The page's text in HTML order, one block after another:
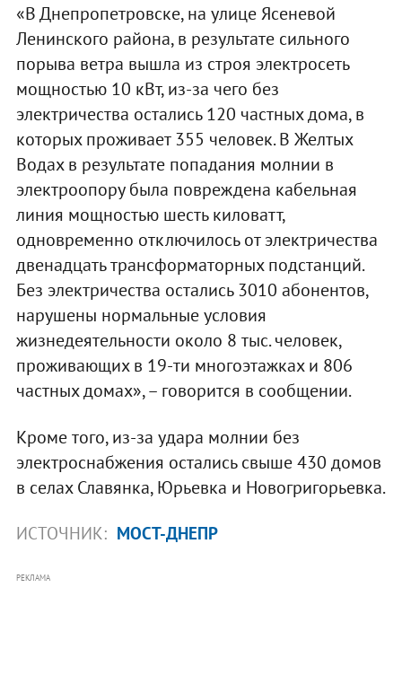
«В Днепропетровске, на улице Ясеневой
Ленинского района, в результате сильного
порыва ветра вышла из строя электросеть
мощностью 10 кВт, из-за чего без
электричества остались 120 частных дома, в
которых проживает 355 человек. В Желтых
Водах в результате попадания молнии в
электроопору была повреждена кабельная
линия мощностью шесть киловатт,
одновременно отключилось от электричества
двенадцать трансформаторных подстанций.
Без электричества остались 3010 абонентов,
нарушены нормальные условия
жизнедеятельности около 8 тыс. человек,
проживающих в 19-ти многоэтажках и 806
частных домах», – говорится в сообщении.
Кроме того, из-за удара молнии без
электроснабжения остались свыше 430 домов
в селах Славянка, Юрьевка и Новогригорьевка.
ИСТОЧНИК: МОСТ-ДНЕПР
РЕКЛАМА